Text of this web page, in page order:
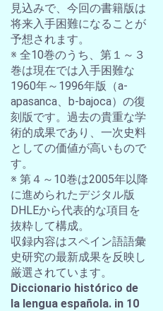
見込みで、今回の書籍版は
将来入手困難になることが
予想されます。
※ 全10巻のうち、第１～３
巻は現在では入手困難な
1960年～1996年版（a-
apasanca、b-bajoca）の復
刻版です。過去の貴重な学
術的成果であり、一次史料
としての価値が高いもので
す。
※ 第４～10巻は2005年以降
に進められたデジタル版
DHLEから代表的な項目を
抜粋して構成。
収録内容はスペイン語語彙
史研究の最新成果を反映し
厳選されています。
Diccionario histórico de
la lengua española. in 10